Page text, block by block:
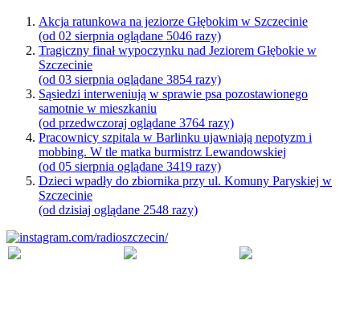
Akcja ratunkowa na jeziorze Głębokim w Szczecinie
(od 02 sierpnia oglądane 5046 razy)
Tragiczny finał wypoczynku nad Jeziorem Głębokie w
Szczecinie
(od 03 sierpnia oglądane 3854 razy)
Sąsiedzi interweniują w sprawie psa pozostawionego
samotnie w mieszkaniu
(od przedwczoraj oglądane 3764 razy)
Pracownicy szpitala w Barlinku ujawniają nepotyzm i
mobbing. W tle matka burmistrz Lewandowskiej
(od 05 sierpnia oglądane 3419 razy)
Dzieci wpadły do zbiornika przy ul. Komuny Paryskiej w
Szczecinie
(od dzisiaj oglądane 2548 razy)